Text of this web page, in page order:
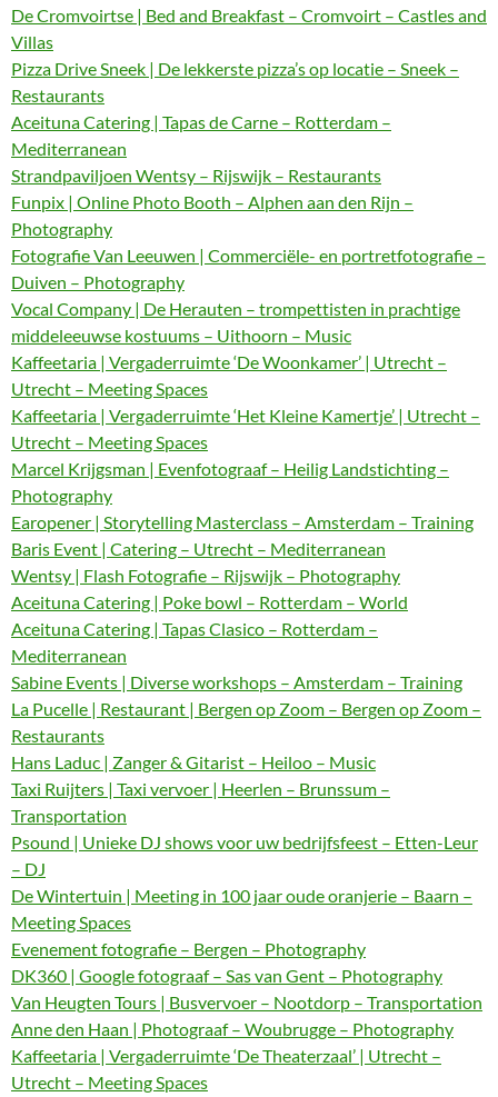
De Cromvoirtse | Bed and Breakfast – Cromvoirt – Castles and
Villas
Pizza Drive Sneek | De lekkerste pizza’s op locatie – Sneek –
Restaurants
Aceituna Catering | Tapas de Carne – Rotterdam –
Mediterranean
Strandpaviljoen Wentsy – Rijswijk – Restaurants
Funpix | Online Photo Booth – Alphen aan den Rijn –
Photography
Fotografie Van Leeuwen | Commerciële- en portretfotografie –
Duiven – Photography
Vocal Company | De Herauten – trompettisten in prachtige
middeleeuwse kostuums – Uithoorn – Music
Kaffeetaria | Vergaderruimte ‘De Woonkamer’ | Utrecht –
Utrecht – Meeting Spaces
Kaffeetaria | Vergaderruimte ‘Het Kleine Kamertje’ | Utrecht –
Utrecht – Meeting Spaces
Marcel Krijgsman | Evenfotograaf – Heilig Landstichting –
Photography
Earopener | Storytelling Masterclass – Amsterdam – Training
Baris Event | Catering – Utrecht – Mediterranean
Wentsy | Flash Fotografie – Rijswijk – Photography
Aceituna Catering | Poke bowl – Rotterdam – World
Aceituna Catering | Tapas Clasico – Rotterdam –
Mediterranean
Sabine Events | Diverse workshops – Amsterdam – Training
La Pucelle | Restaurant | Bergen op Zoom – Bergen op Zoom –
Restaurants
Hans Laduc | Zanger & Gitarist – Heiloo – Music
Taxi Ruijters | Taxi vervoer | Heerlen – Brunssum –
Transportation
Psound | Unieke DJ shows voor uw bedrijfsfeest – Etten-Leur
– DJ
De Wintertuin | Meeting in 100 jaar oude oranjerie – Baarn –
Meeting Spaces
Evenement fotografie – Bergen – Photography
DK360 | Google fotograaf – Sas van Gent – Photography
Van Heugten Tours | Busvervoer – Nootdorp – Transportation
Anne den Haan | Photograaf – Woubrugge – Photography
Kaffeetaria | Vergaderruimte ‘De Theaterzaal’ | Utrecht –
Utrecht – Meeting Spaces